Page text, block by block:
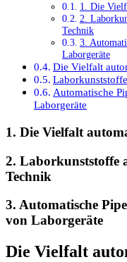
1. Die
2.
Technik
3.
Laborgeräte
Die Vielfalt
Automatische
Laborgeräte
1. Die Vielfalt
2. Laborkunststoffe
Technik
3. Automatische
von Laborgeräte
Die Vielfalt